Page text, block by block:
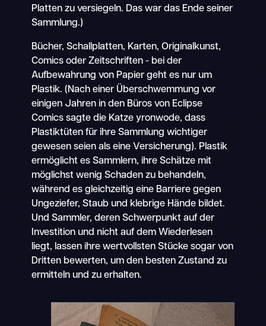
Platten zu versiegeln. Das war das Ende seiner
Sammlung.)
Bücher, Schallplatten, Karten, Originalkunst,
Comics oder Zeitschriften - bei der
Aufbewahrung von Papier geht es nur um
Plastik. (Nach einer Überschwemmung vor
einigen Jahren in den Büros von Eclipse
Comics sagte die Katze yronwode, dass
Plastiktüten für ihre Sammlung wichtiger
gewesen seien als eine Versicherung). Plastik
ermöglicht es Sammlern, ihre Schätze mit
möglichst wenig Schaden zu behandeln,
während es gleichzeitig eine Barriere gegen
Ungeziefer, Staub und klebrige Hände bildet.
Und Sammler, deren Schwerpunkt auf der
Investition und nicht auf dem Wiederlesen
liegt, lassen ihre wertvollsten Stücke sogar von
Dritten bewerten, um den besten Zustand zu
ermitteln und zu erhalten.